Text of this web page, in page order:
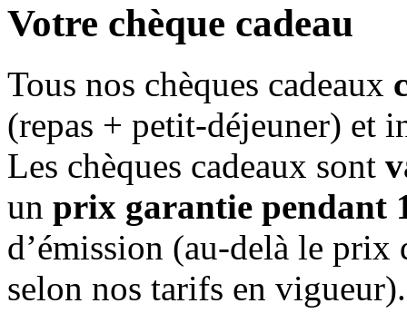
Votre chèque cadeau
Tous nos chèques cadeaux
(repas + petit-déjeuner) et
Les chèques cadeaux sont
un prix garantie pendant
d’émission (au-delà le prix
selon nos tarifs en vigueur).